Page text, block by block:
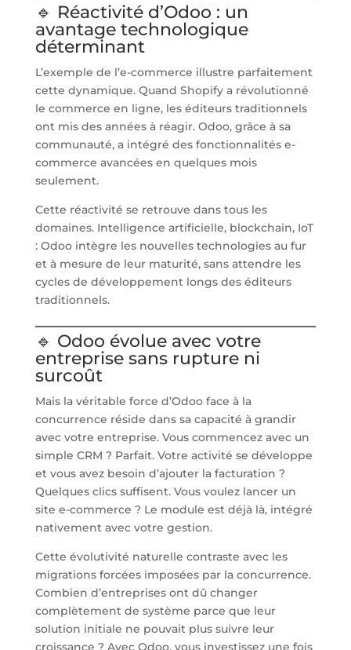
🔹 Réactivité d’Odoo : un
avantage technologique
déterminant
L’exemple de l’e-commerce illustre parfaitement
cette dynamique. Quand Shopify a révolutionné
le commerce en ligne, les éditeurs traditionnels
ont mis des années à réagir. Odoo, grâce à sa
communauté, a intégré des fonctionnalités e-
commerce avancées en quelques mois
seulement.
Cette réactivité se retrouve dans tous les
domaines. Intelligence artificielle, blockchain, IoT
: Odoo intègre les nouvelles technologies au fur
et à mesure de leur maturité, sans attendre les
cycles de développement longs des éditeurs
traditionnels.
🔹 Odoo évolue avec votre
entreprise sans rupture ni
surcoût
Mais la véritable force d’Odoo face à la
concurrence réside dans sa capacité à grandir
avec votre entreprise. Vous commencez avec un
simple CRM ? Parfait. Votre activité se développe
et vous avez besoin d’ajouter la facturation ?
Quelques clics suffisent. Vous voulez lancer un
site e-commerce ? Le module est déjà là, intégré
nativement avec votre gestion.
Cette évolutivité naturelle contraste avec les
migrations forcées imposées par la concurrence.
Combien d’entreprises ont dû changer
complètement de système parce que leur
solution initiale ne pouvait plus suivre leur
croissance ? Avec Odoo, vous investissez une fois